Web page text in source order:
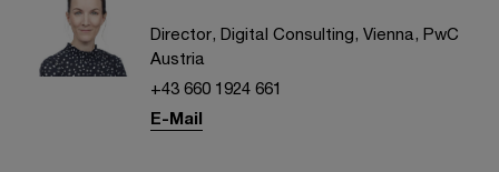
Director, Digital Consulting, Vienna, PwC
Austria
+43 660 1924 661
E-Mail